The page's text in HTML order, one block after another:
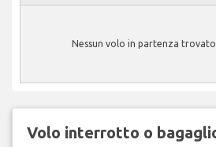
Nessun volo in partenza
Volo interrotto o